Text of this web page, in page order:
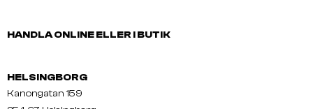
HANDLA ONLINE ELLER I BUTIK
HELSINGBORG
Kanongatan 159